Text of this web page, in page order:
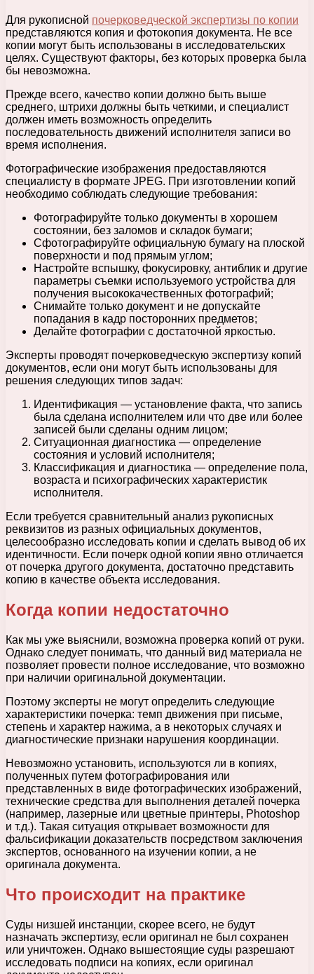
Для рукописной почерковедческой экспертизы по копии
представляются копия и фотокопия документа. Не все
копии могут быть использованы в исследовательских
целях. Существуют факторы, без которых проверка была
бы невозможна.
Прежде всего, качество копии должно быть выше
среднего, штрихи должны быть четкими, и специалист
должен иметь возможность определить
последовательность движений исполнителя записи во
время исполнения.
Фотографические изображения предоставляются
специалисту в формате JPEG. При изготовлении копий
необходимо соблюдать следующие требования:
Фотографируйте только документы в хорошем
состоянии, без заломов и складок бумаги;
Сфотографируйте официальную бумагу на плоской
поверхности и под прямым углом;
Настройте вспышку, фокусировку, антиблик и другие
параметры съемки используемого устройства для
получения высококачественных фотографий;
Снимайте только документ и не допускайте
попадания в кадр посторонних предметов;
Делайте фотографии с достаточной яркостью.
Эксперты проводят почерковедческую экспертизу копий
документов, если они могут быть использованы для
решения следующих типов задач:
Идентификация — установление факта, что запись
была сделана исполнителем или что две или более
записей были сделаны одним лицом;
Ситуационная диагностика — определение
состояния и условий исполнителя;
Классификация и диагностика — определение пола,
возраста и психографических характеристик
исполнителя.
Если требуется сравнительный анализ рукописных
реквизитов из разных официальных документов,
целесообразно исследовать копии и сделать вывод об их
идентичности. Если почерк одной копии явно отличается
от почерка другого документа, достаточно представить
копию в качестве объекта исследования.
Когда копии недостаточно
Как мы уже выяснили, возможна проверка копий от руки.
Однако следует понимать, что данный вид материала не
позволяет провести полное исследование, что возможно
при наличии оригинальной документации.
Поэтому эксперты не могут определить следующие
характеристики почерка: темп движения при письме,
степень и характер нажима, а в некоторых случаях и
диагностические признаки нарушения координации.
Невозможно установить, используются ли в копиях,
полученных путем фотографирования или
представленных в виде фотографических изображений,
технические средства для выполнения деталей почерка
(например, лазерные или цветные принтеры, Photoshop
и т.д.). Такая ситуация открывает возможности для
фальсификации доказательств посредством заключения
экспертов, основанного на изучении копии, а не
оригинала документа.
Что происходит на практике
Суды низшей инстанции, скорее всего, не будут
назначать экспертизу, если оригинал не был сохранен
или уничтожен. Однако вышестоящие суды разрешают
исследовать подписи на копиях, если оригинал